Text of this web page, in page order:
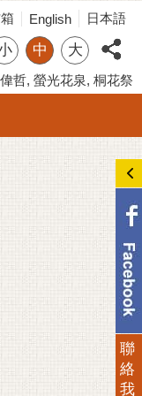
English 日本語
中 大
哲 螢光花泉 桐花祭
聯
絡
我